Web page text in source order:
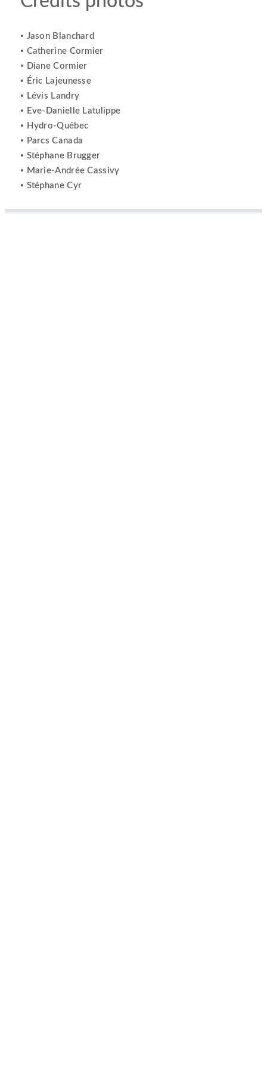
• Jason Blanchard
• Catherine Cormier
• Diane Cormier
• Éric Lajeunesse
• Lévis Landry
• Eve-Danielle Latulippe
• Hydro-Québec
• Parcs Canada
• Stéphane Brugger
• Marie-Andrée Cassivy
• Stéphane Cyr